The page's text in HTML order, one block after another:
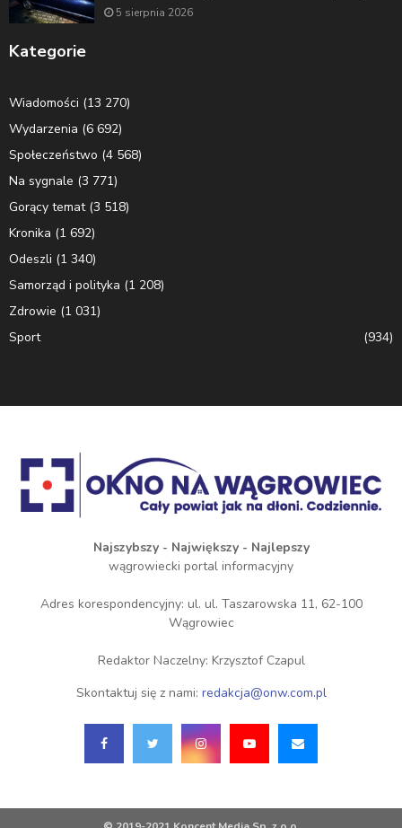
5 sierpnia 2026
Kategorie
Wiadomości (13 270)
Wydarzenia (6 692)
Społeczeństwo (4 568)
Na sygnale (3 771)
Gorący temat(3 518)
Kronika (1 692)
Odeszli (1 340)
Samorząd i polityka (1 208)
Zdrowie (1 031)
Sport
(934)
Najszybszy - Największy - Najlepszy
wągrowiecki portal informacyjny
Adres korespondencyjny: ul. ul. Taszarowska 11, 62-100
Wągrowiec
Redaktor Naczelny: Krzysztof Czapul
Skontaktuj się z nami: redakcja@onw.com.pl